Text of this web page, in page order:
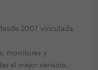
2007 vinculada
monitores y
el mejor servicio.